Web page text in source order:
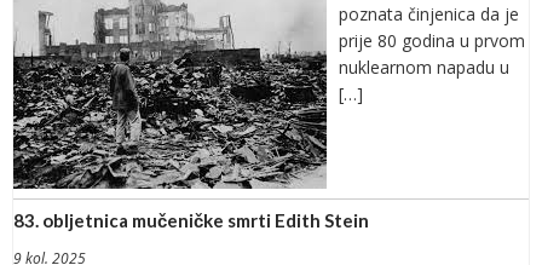
poznata činjenica da je
prije 80 godina u prvom
nuklearnom napadu u
[…]
83. obljetnica mučeničke smrti Edith Stein
9 kol. 2025